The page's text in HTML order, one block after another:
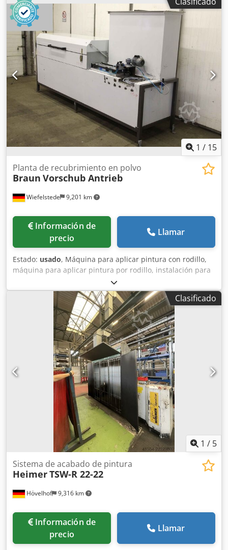
720 mm -Altura total: 1800 mm -Peso: 66 kg Djdpfx Ahob
Hw D Remokr
1 / 15
Wiefelstede 9,201 km
Planta de recubrimiento en polvo
Braun Vorschub Antrieb
Información de
precio
Llamar
Estado: usado, Máquina para aplicar pintura con rodillo,
máquina para aplicar pintura por rodillo, instalación para
recubrimiento en polvo. Dkjdpfx Ajgal Anshmjr -Instalación
para recubrimiento en polvo: utilizada para la fabricación
de lamas/persianas. -Componentes neumáticos: fabricante
Festo. -Motorreductor: WEG, 0,25 kW. -Dimensiones:
3400/850/A1935 mm. -Peso: 746 kg.
Clasificado
1 / 5
Hövelhof 9,316 km
Sistema de acabado de pintura
HeimerTSW-R 22-22
Información de
precio
Llamar